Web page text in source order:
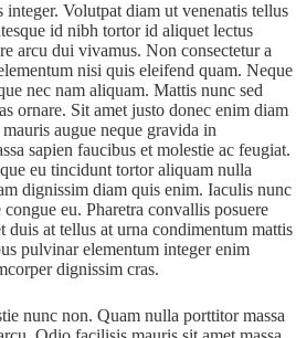
Volutpat diam ut venenatis tellus
id nibh tortor id aliquet lectus
arcu dui vivamus. Non consectetur a
nisi quis eleifend quam. Neque
nec nam aliquam. Mattis nunc sed
ornare. Sit amet justo donec enim diam
augue neque gravida in
sapien faucibus et molestie ac feugiat.
eu tincidunt tortor aliquam nulla
dignissim diam quis enim. Iaculis nunc
eu. Pharetra convallis posuere
duis at tellus at urna condimentum mattis
pulvinar elementum integer enim
dignissim cras.
nunc non. Quam nulla porttitor massa